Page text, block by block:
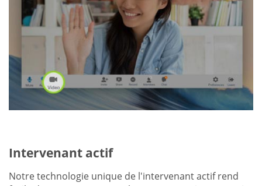
Intervenant actif
Notre technologie unique de l'intervenant actif rend